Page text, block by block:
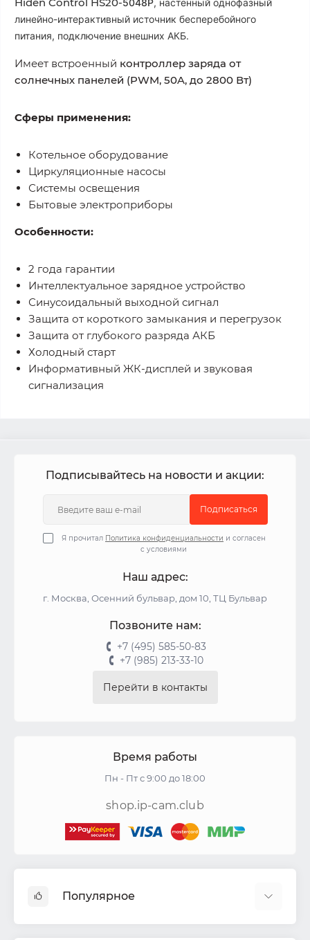
5048P, настенный однофазный
линейно-интерактивный источник бесперебойного
питания, подключение внешних АКБ.
Имеет встроенный контроллер заряда от
солнечных панелей (PWM, 50A, до 2800 Вт)
Сферы применения:
Котельное оборудование
Циркуляционные насосы
Системы освещения
Бытовые электроприборы
Особенности:
2 года гарантии
Интеллектуальное зарядное устройство
Синусоидальный выходной сигнал
Защита от короткого замыкания и перегрузок
Защита от глубокого разряда АКБ
Холодный старт
Информативный ЖК-дисплей и звуковая
сигнализация
Подписывайтесь на новости и акции:
Подписаться
Я прочитал Политика конфиденциальности и согласен
с условиями
Наш адрес:
г. Москва, Осенний бульвар, дом 10, ТЦ Бульвар
Позвоните нам:
+7 (495) 585-50-83
+7 (985) 213-33-10
Перейти в контакты
Время работы
Пн - Пт с 9:00 до 18:00
shop.ip-cam.club
Популярное